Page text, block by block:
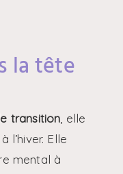
la tête
transition , elle
l’hiver. Elle
mental à